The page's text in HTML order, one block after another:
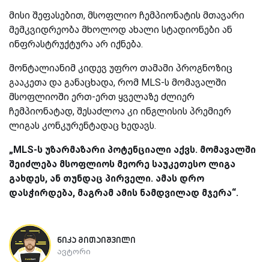
მისი შეფასებით, მსოფლიო ჩემპიონატის მთავარი
მემკვიდრეობა მხოლოდ ახალი სტადიონები ან
ინფრასტრუქტურა არ იქნება.
მონტალიანიმ კიდევ უფრო თამამი პროგნოზიც
გააკეთა და განაცხადა, რომ MLS-ს მომავალში
მსოფლიოში ერთ-ერთ ყველაზე ძლიერ
ჩემპიონატად, შესაძლოა კი ინგლისის პრემიერ
ლიგას კონკურენტადაც ხედავს.
„MLS-ს უზარმაზარი პოტენციალი აქვს. მომავალში
შეიძლება მსოფლიოს მეორე საუკეთესო ლიგა
გახდეს, ან თუნდაც პირველი. ამას დრო
დასჭირდება, მაგრამ ამის ნამდვილად მჯერა“.
ნიკა მითაიშვილი
ავტორი